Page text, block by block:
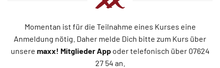
Momentan ist für die Teilnahme eines Kurses eine
Anmeldung nötig. Daher melde Dich bitte zum Kurs über
unsere maxx! Mitglieder Appoder telefonisch über 07624
27 54 an.